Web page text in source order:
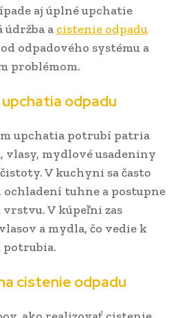
aj úplné upchatie
údržba a cistenie odpadu
odpadového systému a
problémom.
odpadu
upchatia potrubí patria
vlasy, mydlové usadeniny
V kuchyni sa často
tuhne a postupne
V kúpeľni zas
a mydla, čo vedie k
potrubia.
cistenie odpadu